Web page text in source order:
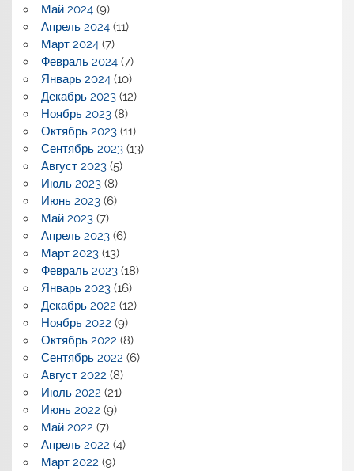
Май 2024(9)
Апрель 2024(11)
Март 2024(7)
Февраль 2024(7)
Январь 2024(10)
Декабрь 2023(12)
Ноябрь 2023(8)
Октябрь 2023(11)
Сентябрь 2023(13)
Август 2023(5)
Июль 2023(8)
Июнь 2023(6)
Май 2023(7)
Апрель 2023(6)
Март 2023(13)
Февраль 2023(18)
Январь 2023(16)
Декабрь 2022 (12)
Ноябрь 2022 (9)
Октябрь 2022 (8)
Сентябрь 2022 (6)
Август 2022 (8)
Июль 2022 (21)
Июнь 2022 (9)
Май 2022 (7)
Апрель 2022 (4)
Март 2022 (9)